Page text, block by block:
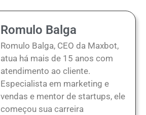
Romulo Balga
Romulo Balga, CEO da Maxbot,
atua há mais de 15 anos com
atendimento ao cliente.
Especialista em marketing e
vendas e mentor de startups, ele
começou sua carreira